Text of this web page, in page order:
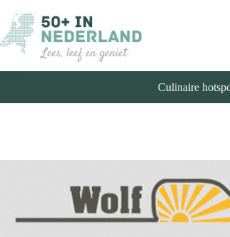
naar
de
inhoud
Culinaire